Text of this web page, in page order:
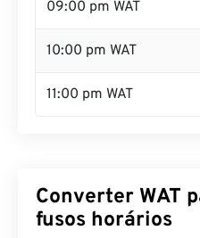
09:00 pm WAT
10:00 pm WAT
11:00 pm WAT
Converter WAT
fusos horários